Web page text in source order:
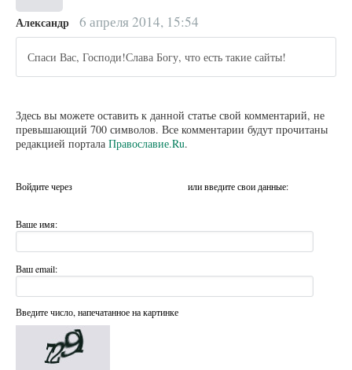
Александр 6 апреля 2014, 15:54
Спаси Вас, Господи!Слава Богу, что есть такие сайты!
Здесь вы можете оставить к данной статье свой комментарий, не
превышающий 700 символов. Все комментарии будут прочитаны
редакцией портала Православие.Ru.
Войдите через или введите свои данные:
Ваше имя:
Ваш email:
Введите число, напечатанное на картинке